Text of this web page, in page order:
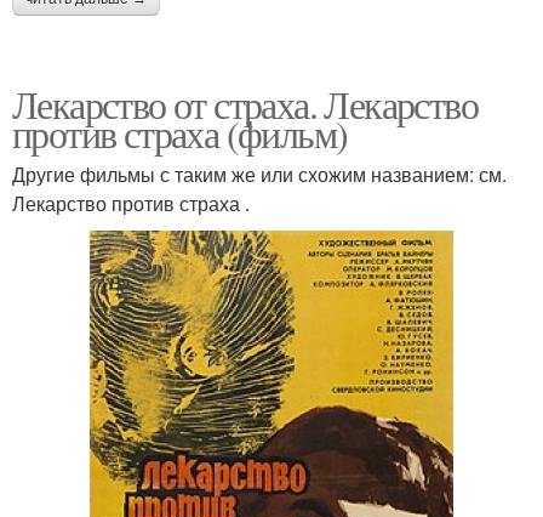
Лекарство от страха. Лекарство
против страха (фильм)
Другие фильмы с таким же или схожим названием: см.
Лекарство против страха .